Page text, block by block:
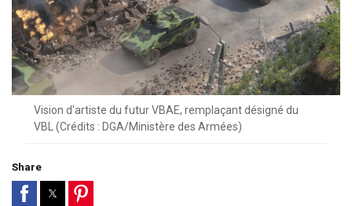
Vision d'artiste du futur VBAE, remplaçant désigné du
VBL (Crédits : DGA/Ministère des Armées)
Share